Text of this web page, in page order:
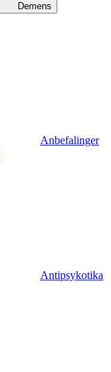
Demens
Anbefalinger
Antipsykotika